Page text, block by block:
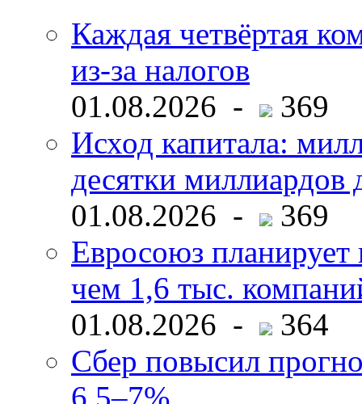
Каждая четвёртая
из-за налогов
01.08.2026 -
369
Исход капитала:
десятки миллиардов
01.08.2026 -
369
Евросоюз планирует
чем 1,6 тыс.
01.08.2026 -
364
Сбер повысил
6,5–7%